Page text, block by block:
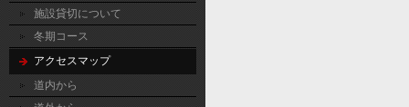
施設貸切について
冬期コース
アクセスマップ
道内から